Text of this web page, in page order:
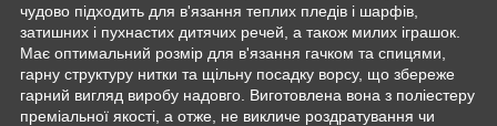
чудово підходить для в'язання теплих пледів і шарфів,
затишних і пухнастих дитячих речей, а також милих іграшок.
Має оптимальний розмір для в'язання гачком та спицями,
гарну структуру нитки та щільну посадку ворсу, що збереже
гарний вигляд виробу надовго. Виготовлена вона з поліестеру
преміальної якості, а отже, не викличе роздратування чи